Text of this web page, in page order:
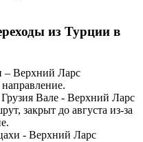
из Турции в
– Верхний Ларс
Вале - Верхний Ларс
закрыт до августа из-за
- Верхний Ларс